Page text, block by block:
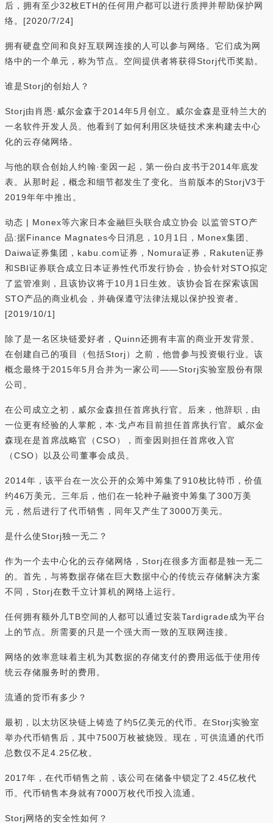
后，拥有至少32枚ETH的任何用户都可以进行质押并帮助保护网
络。[2020/7/24]
拥有硬盘空间和良好互联网连接的人可以参与网络。它们成为网
络中的一个单元，称为节点。空间提供者将获得Storj代币奖励。
谁是Storj的创始人？
Storj由肖恩·威尔金森于2014年5月创立。威尔金森是亚特兰大的
一名软件开发人员。他看到了如何利用区块链技术来构建去中心
化的云存储网络。
与他的联合创始人约翰·奎因一起，第一份白皮书于2014年底发
表。从那时起，概念和细节都发生了变化。当前版本的StorjV3于
2019年年中推出。
动态 | Monex等六家日本金融巨头联合成立协会 以监管STO产
品:据Finance Magnates今日消息，10月1日，Monex集团、
Daiwa证券集团，kabu.com证券，Nomura证券，Rakuten证券
和SBI证券联合成立日本证券性代币发行协会，协会针对STO拟定
了监管准则，且该协议将于10月1日生效。该协会旨在探索该国
STO产品的商业机会，并确保遵守法律法规以保护投资者。
[2019/10/1]
除了是一名区块链爱好者，Quinn还拥有丰富的商业开发背景。
在创建自己的项目（包括Storj）之前，他曾参与投资银行业。该
概念最终于2015年5月合并为一家公司——Storj实验室股份有限
公司。
在公司成立之初，威尔金森担任首席执行官。后来，他辞职，由
一位更有经验的人掌舵，本·戈卢布目前担任首席执行官。威尔金
森现在是首席战略官（CSO），而奎因则担任首席收入官
（CSO）以及公司董事会成员。
2014年，该平台在一次公开的众筹中筹集了910枚比特币，价值
约46万美元。三年后，他们在一轮种子融资中筹集了300万美
元，然后进行了代币销售，同年又产生了3000万美元。
是什么使Storj独一无二？
作为一个去中心化的云存储网络，Storj在很多方面都是独一无二
的。首先，与将数据存储在巨大数据中心的传统云存储解决方案
不同，Storj在数千立计算机的网络上运行。
任何拥有额外几TB空间的人都可以通过安装Tardigrade成为平台
上的节点。所需要的只是一个强大而一致的互联网连接。
网络的效率意味着主机为其数据的存储支付的费用远低于使用传
统云存储服务时的费用。
流通的货币有多少？
最初，以太坊区块链上铸造了约5亿美元的代币。在Storj实验室
举办代币销售后，其中7500万枚被烧毁。现在，可供流通的代币
总数仅不足4.25亿枚。
2017年，在代币销售之前，该公司在储备中锁定了2.45亿枚代
币。代币销售本身就有7000万枚代币投入流通。
Storj网络的安全性如何？